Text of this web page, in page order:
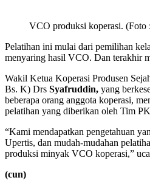
VCO produksi koperasi. (Foto
Pelatihan ini mulai dari pemilihan
menyaring hasil VCO. Dan terakhir
Wakil Ketua Koperasi Produsen
Bs. K) Drs Syafruddin, yang
beberapa orang anggota koperasi,
pelatihan yang diberikan oleh Tim
“Kami mendapatkan pengetahuan
Upertis, dan mudah-mudahan
produksi minyak VCO koperasi,”
(cun)